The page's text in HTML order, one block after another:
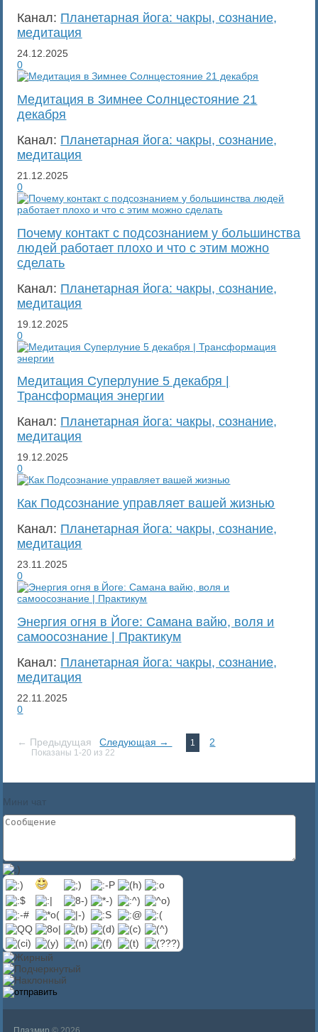
Канал: Планетарная йога: чакры, сознание,
медитация
24.12.2025
0
Медитация в Зимнее Солнцестояние 21
декабря
Канал: Планетарная йога: чакры, сознание,
медитация
21.12.2025
0
Почему контакт с подсознанием у большинства
людей работает плохо и что с этим можно
сделать
Канал: Планетарная йога: чакры, сознание,
медитация
19.12.2025
0
Медитация Суперлуние 5 декабря |
Трансформация энергии
Канал: Планетарная йога: чакры, сознание,
медитация
19.12.2025
0
Как Подсознание управляет вашей жизнью
Канал: Планетарная йога: чакры, сознание,
медитация
23.11.2025
0
Энергия огня в Йоге: Самана вайю, воля и
самоосознание | Практикум
Канал: Планетарная йога: чакры, сознание,
медитация
22.11.2025
0
← Предыдущая Следующая → 1 2
Показаны 1-20 из 22
Мини чат